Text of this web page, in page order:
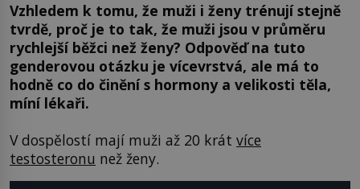
Vzhledem k tomu, že muži i ženy trénují stejně
tvrdě, proč je to tak, že muži jsou v průměru
rychlejší běžci než ženy? Odpověď na tuto
genderovou otázku je vícevrstvá, ale má to
hodně co do činění s hormony a velikosti těla,
míní lékaři.
V dospělostí mají muži až 20 krát více
testosteronu než ženy.